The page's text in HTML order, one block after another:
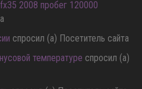
2008 пробег 120000
спросил (а) Посетитель сайта
температуре спросил (а)